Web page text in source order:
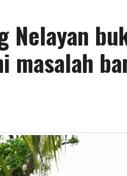
Nelayan
masalah